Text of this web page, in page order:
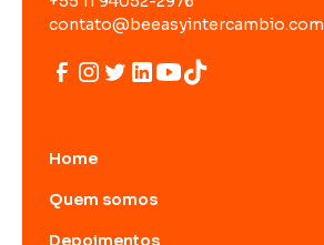
contato@beeasyintercambio.com
Home
Quem somos
Depoimentos